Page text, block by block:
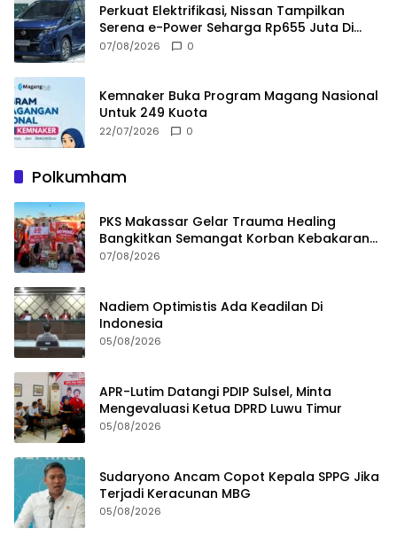
Perkuat Elektrifikasi, Nissan Tampilkan
Serena e-Power Seharga Rp655 Juta Di
GIIAS 2026
07/08/2026 0
Kemnaker Buka Program Magang Nasional
Untuk 249 Kuota
22/07/2026 0
Polkumham
PKS Makassar Gelar Trauma Healing
Bangkitkan Semangat Korban Kebakaran
Tallo
07/08/2026
Nadiem Optimistis Ada Keadilan Di
Indonesia
05/08/2026
APR-Lutim Datangi PDIP Sulsel, Minta
Mengevaluasi Ketua DPRD Luwu Timur
05/08/2026
Sudaryono Ancam Copot Kepala SPPG Jika
Terjadi Keracunan MBG
05/08/2026